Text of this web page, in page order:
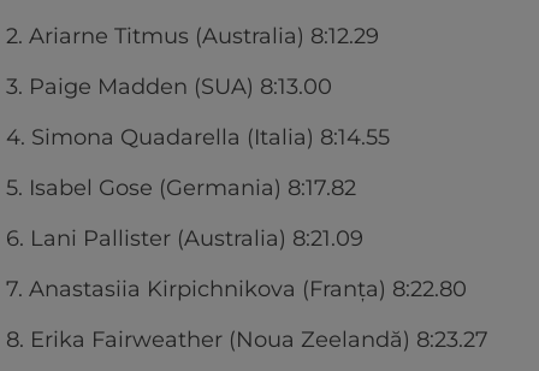
2. Ariarne Titmus (Australia) 8:12.29
3. Paige Madden (SUA) 8:13.00
4. Simona Quadarella (Italia) 8:14.55
5. Isabel Gose (Germania) 8:17.82
6. Lani Pallister (Australia) 8:21.09
7. Anastasiia Kirpichnikova (Franţa) 8:22.80
8. Erika Fairweather (Noua Zeelandă) 8:23.27